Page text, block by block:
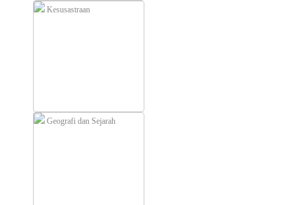
Kesusastraan
Geografi dan Sejarah